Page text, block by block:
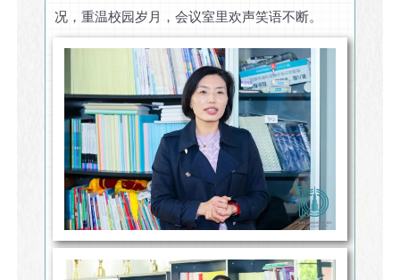
况，重温校园岁月，会议室里欢声笑语不断。